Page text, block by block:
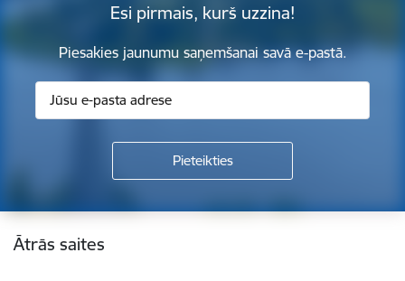
Esi pirmais, kurš uzzina!
Piesakies jaunumu saņemšanai savā e-pastā.
Kājene
Ātrās saites